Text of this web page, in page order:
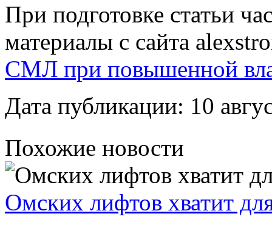
При подготовке статьи
материалы с сайта
СМЛ при повышенной
Дата публикации: 10
Похожие новости
Омских лифтов хватит